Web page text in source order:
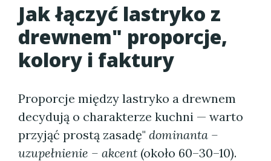
Jak łączyć lastryko z
drewnem" proporcje,
kolory i faktury
Proporcje między lastryko a drewnem
decydują o charakterze kuchni — warto
przyjąć prostą zasadę" dominanta –
uzupełnienie – akcent (około 60–30–10).